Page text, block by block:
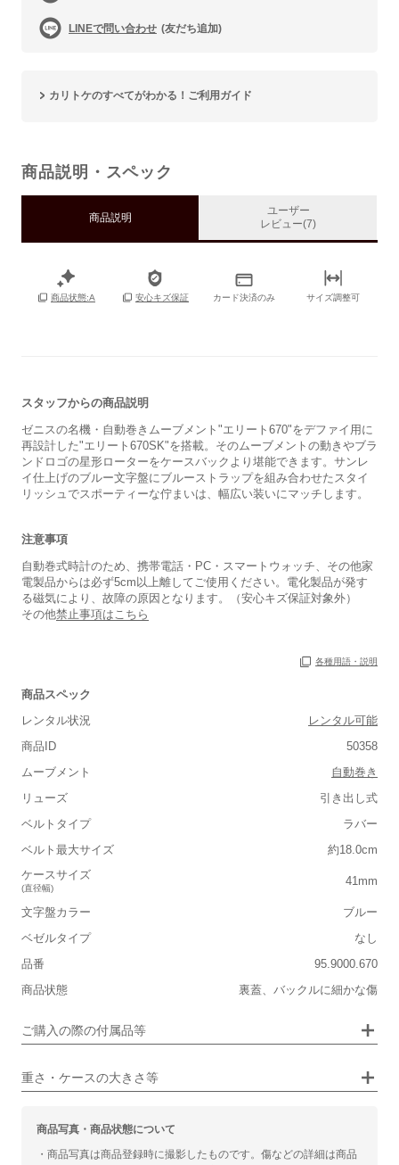
LINEで問い合わせ (友だち追加)
カリトケのすべてがわかる！ご利用ガイド
商品説明・スペック
商品説明
ユーザー
レビュー(7)
商品状態:A 安心キズ保証 カード決済のみ サイズ調整可
スタッフからの商品説明
ゼニスの名機・自動巻きムーブメント"エリート670"をデファイ用に
再設計した"エリート670SK"を搭載。そのムーブメントの動きやブラ
ンドロゴの星形ローターをケースバックより堪能できます。サンレ
イ仕上げのブルー文字盤にブルーストラップを組み合わせたスタイ
リッシュでスポーティーな佇まいは、幅広い装いにマッチします。
注意事項
自動巻式時計のため、携帯電話・PC・スマートウォッチ、その他家
電製品からは必ず5cm以上離してご使用ください。電化製品が発す
る磁気により、故障の原因となります。（安心キズ保証対象外）
その他禁止事項はこちら
各種用語・説明
商品スペック
レンタル状況
レンタル可能
商品ID
50358
ムーブメント
自動巻き
リューズ
引き出し式
ベルトタイプ
ラバー
ベルト最大サイズ
約18.0cm
ケースサイズ
(直径幅)
41mm
文字盤カラー
ブルー
ベゼルタイプ
なし
品番
95.9000.670
商品状態
裏蓋、バックルに細かな傷
ご購入の際の付属品等
あり
重さ・ケースの大きさ等
■重さ(ベルト込み)
■ケースの大きさ
小さい 大きい
■装飾感
カジュアル ビジネス
商品写真・商品状態について
・商品写真は商品登録時に撮影したものです。傷などの詳細は商品